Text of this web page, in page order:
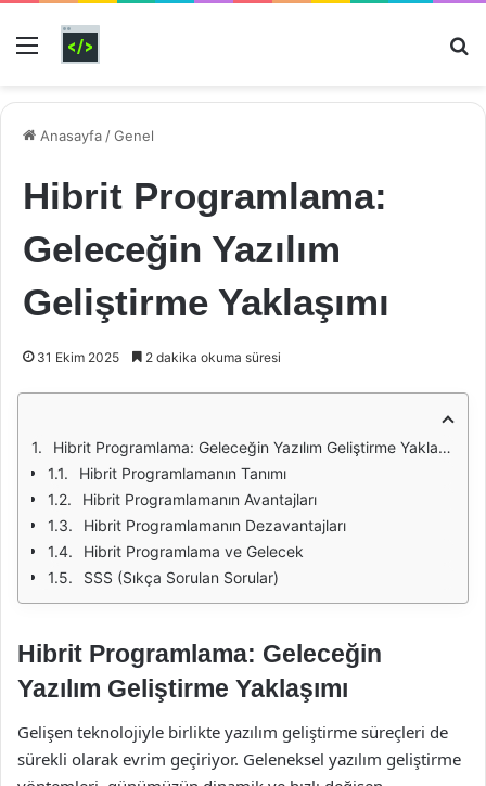
Menü
Anasayfa /Genel
Hibrit Programlama:
Geleceğin Yazılım
Geliştirme Yaklaşımı
31 Ekim 2025 2 dakika okuma süresi
Hibrit Programlama: Geleceğin Yazılım Geliştirme Yaklaşımı
Hibrit Programlamanın Tanımı
Hibrit Programlamanın Avantajları
Hibrit Programlamanın Dezavantajları
Hibrit Programlama ve Gelecek
SSS (Sıkça Sorulan Sorular)
Hibrit Programlama: Geleceğin
Yazılım Geliştirme Yaklaşımı
Gelişen teknolojiyle birlikte yazılım geliştirme süreçleri de
sürekli olarak evrim geçiriyor. Geleneksel yazılım geliştirme